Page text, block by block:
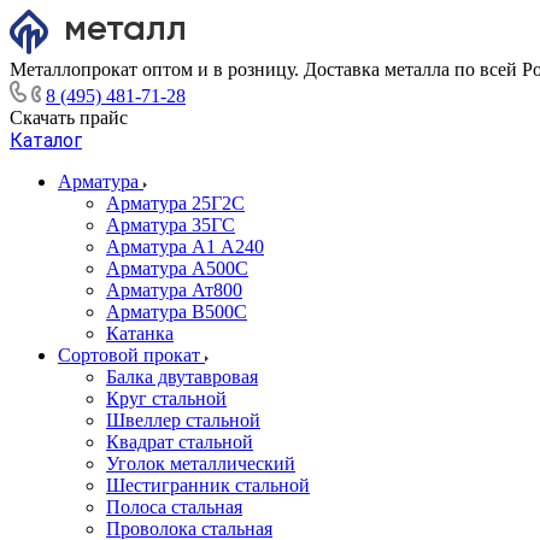
Металлопрокат оптом и в розницу. Доставка металла по всей
8 (495) 481-71-28
Скачать прайс
Каталог
Арматура
Арматура 25Г2С
Арматура 35ГС
Арматура А1 А240
Арматура А500С
Арматура Ат800
Арматура В500С
Катанка
Сортовой прокат
Балка двутавровая
Круг стальной
Швеллер стальной
Квадрат стальной
Уголок металлический
Шестигранник стальной
Полоса стальная
Проволока стальная